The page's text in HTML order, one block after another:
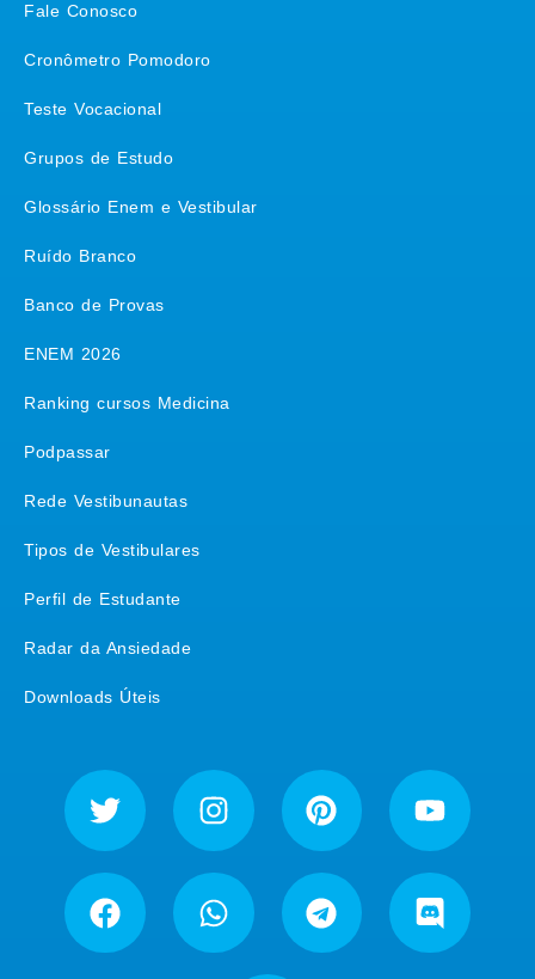
Fale Conosco
Cronômetro Pomodoro
Teste Vocacional
Grupos de Estudo
Glossário Enem e Vestibular
Ruído Branco
Banco de Provas
ENEM 2026
Ranking cursos Medicina
Podpassar
Rede Vestibunautas
Tipos de Vestibulares
Perfil de Estudante
Radar da Ansiedade
Downloads Úteis